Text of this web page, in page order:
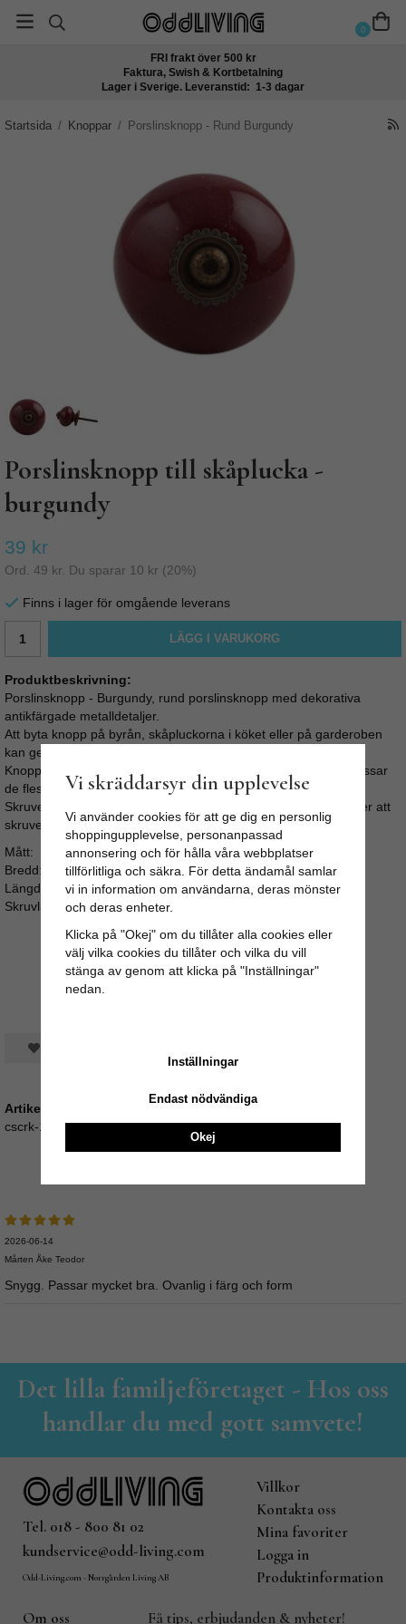
0
FRI frakt över 500 kr
Faktura, Swish & Kortbetalning
Lager i Sverige. Leveranstid: 1-3 dagar
Startsida / Knoppar / Porslinsknopp - Rund Burgundy
Porslinsknopp till skåplucka -
burgundy
39 kr
Ord. 49 kr . Du sparar 10 kr (20%)
Finns i lager för omgående leverans
LÄGG I VARUKORG
Produktbeskrivning:
Porslinsknopp - Burgundy, rund porslinsknopp med dekorativa
antikfärgade metalldetaljer.
Att byta knopp på byrån, skåpluckorna i köket eller på garderoben
kan ge ett tacksamt lyft till en rimlig peng.
Knoppens skruv är M4 och ca 3,5cm lång, vilket gör att den passar
de flesta lucktjocklekar.
Skruven är enkel att kapa med bågfil eller liknande om du tycker att
skruven sticker för långt ut i bakkant av luckan eller lådan.
Mått:
Bredd: 4cm
Längd: 4cm
Skruvlängd: ca 3,5cm
Spara som favorit
Artikelnummer:
cscrk-140
2026-06-14
Mårten Åke Teodor
Snygg. Passar mycket bra. Ovanlig i färg och form
Det lilla familjeföretaget - Hos oss
handlar du med gott samvete!
Tel. 018 - 800 81 02
kundservice@odd-living.com
Odd-Living.com - Norrgården Living AB
Villkor
Kontakta oss
Mina favoriter
Logga in
Produktinformation
Om oss Få tips, erbjudanden & nyheter!
Vi skräddarsyr din upplevelse
Vi använder cookies för att ge dig en personlig
shoppingupplevelse, personanpassad
annonsering och för hålla våra webbplatser
tillförlitliga och säkra. För detta ändamål samlar
vi in information om användarna, deras mönster
och deras enheter.
Klicka på "Okej" om du tillåter alla cookies eller
välj vilka cookies du tillåter och vilka du vill
stänga av genom att klicka på "Inställningar"
nedan.
Inställningar
Endast nödvändiga
Okej